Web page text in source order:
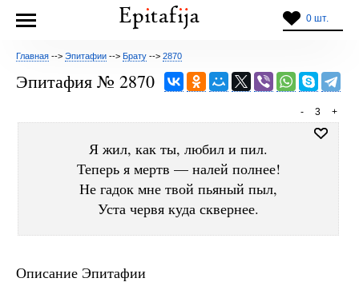
0 шт.
Главная --> Эпитафии --> Брату --> 2870
Эпитафия № 2870
+
3
-
Я жил, как ты, любил и пил.
Теперь я мертв — налей полнее!
Не гадок мне твой пьяный пыл,
Уста червя куда сквернее.
Описание Эпитафии